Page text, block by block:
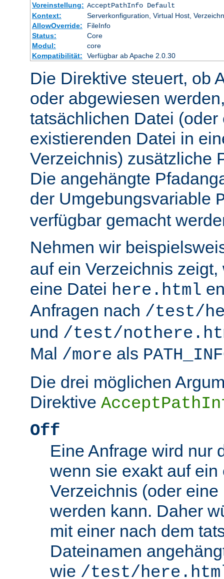
Voreinstellung: AcceptPathInfo Default
Kontext:
Serverkonfiguration, Virtual Host,
AllowOverride:
FileInfo
Status:
Core
Modul:
core
Kompatibilität:
Verfügbar ab Apache 2.0.30
Die Direktive steuert, ob
oder abgewiesen
tatsächlichen Datei (oder
existierenden Datei in
Verzeichnis) zusätzliche
Die angehängte
der Umgebungsvariable
verfügbar gemacht
Nehmen wir
auf ein Verzeichnis
eine Datei here.html
Anfragen nach /test/
und /test/
Mal /more als
Die drei möglichen
Direktive
Off
Eine Anfrage wird nur
wenn sie exakt auf
Verzeichnis (oder
werden kann. Daher
mit einer nach dem
Dateinamen
wie /test/